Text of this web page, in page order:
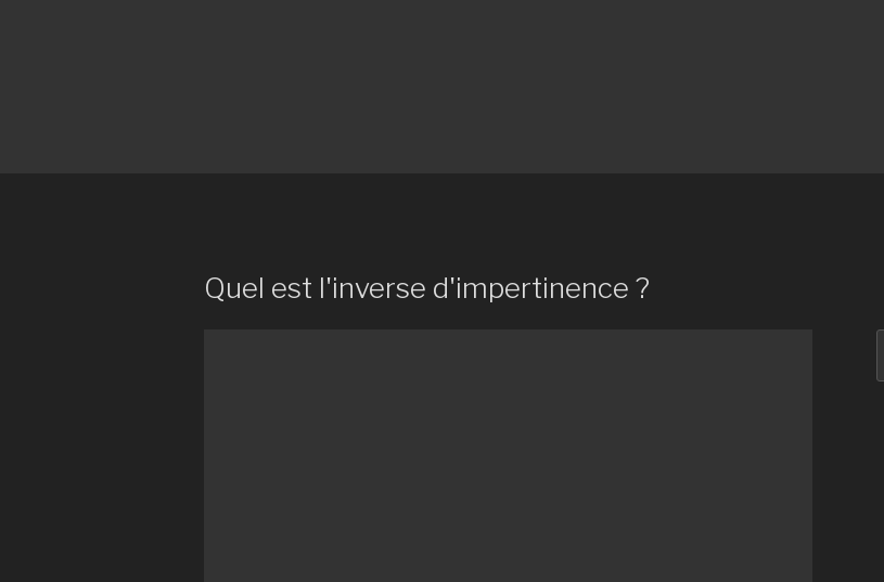
Quel est l'inverse d'impertinence ?